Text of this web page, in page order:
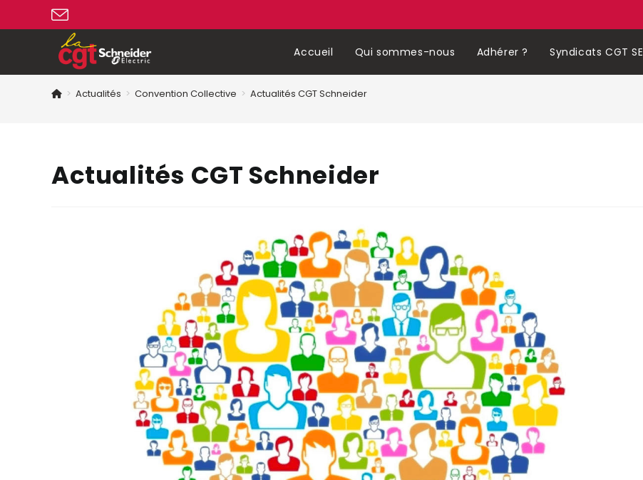
Accueil Qui sommes-nous Adhérer ? Syndicats CGT SE
> Actualités > Convention Collective > Actualités CGT Schneider
Actualités CGT Schneider